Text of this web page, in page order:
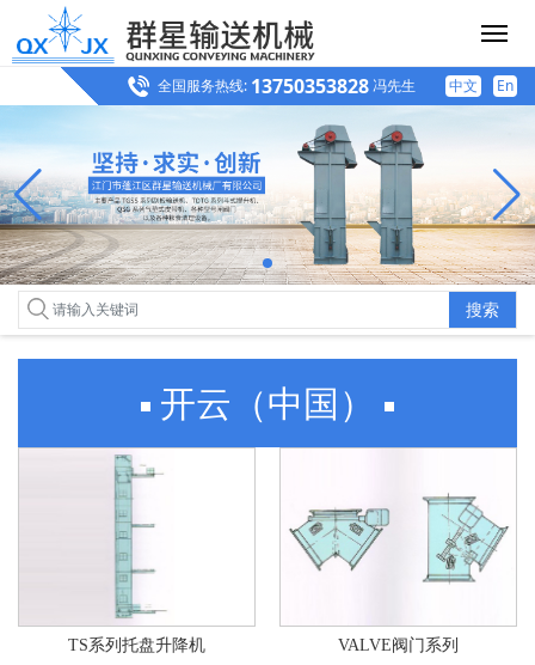
全国服务热线: 13750353828冯先生 中文 En
搜索
开云（中国）
系列环链斗式提升机 TS系列托盘升降机